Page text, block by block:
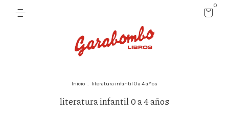
0
Inicio . literatura infantil 0 a 4 años
literatura infantil 0 a 4 años